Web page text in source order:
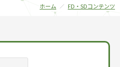
ホーム FD・SDコンテンツ